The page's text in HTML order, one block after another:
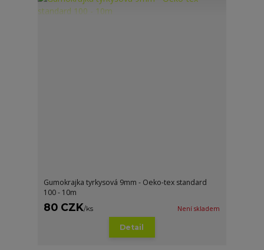
Gumokrajka tyrkysová 9mm - Oeko-tex standard
100 - 10m
80 CZK/ks Není skladem
Detail